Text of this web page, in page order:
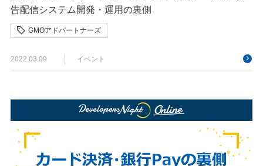
告配信システム開発・運用の裏側
GMOアドパートナーズ
2022.03.09 イベント